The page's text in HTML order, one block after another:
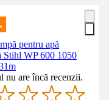
pentru apă
Stihl WP 600 1050
nu are încă recenzii.